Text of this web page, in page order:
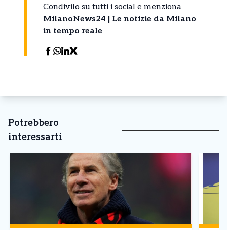
Condivilo su tutti i social e menziona
MilanoNews24 | Le notizie da Milano
in tempo reale
Potrebbero
interessarti